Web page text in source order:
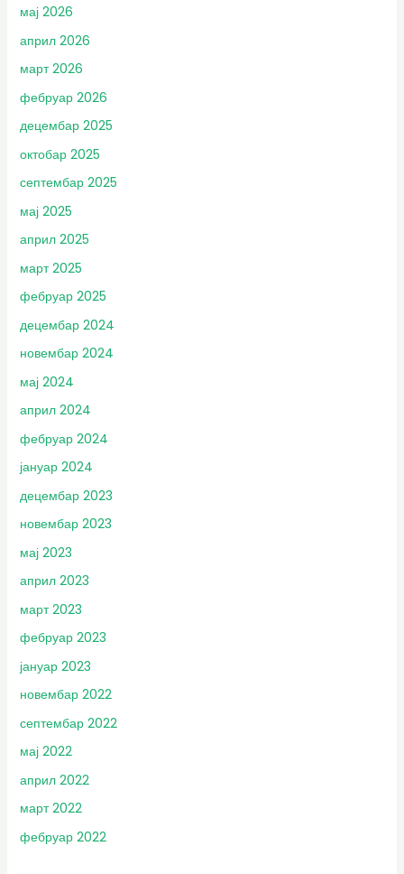
мај 2026
април 2026
март 2026
фебруар 2026
децембар 2025
октобар 2025
септембар 2025
мај 2025
април 2025
март 2025
фебруар 2025
децембар 2024
новембар 2024
мај 2024
април 2024
фебруар 2024
јануар 2024
децембар 2023
новембар 2023
мај 2023
април 2023
март 2023
фебруар 2023
јануар 2023
новембар 2022
септембар 2022
мај 2022
април 2022
март 2022
фебруар 2022